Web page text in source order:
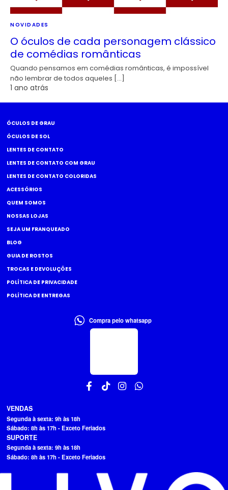
NOVIDADES
O óculos de cada personagem clássico
de comédias românticas
Quando pensamos em comédias românticas, é impossível
não lembrar de todos aqueles […]
1 ano atrás
ÓCULOS DE GRAU
ÓCULOS DE SOL
LENTES DE CONTATO
LENTES DE CONTATO COM GRAU
LENTES DE CONTATO COLORIDAS
ACESSÓRIOS
QUEM SOMOS
NOSSAS LOJAS
SEJA UM FRANQUEADO
BLOG
GUIA DE ROSTOS
TROCAS E DEVOLUÇÕES
POLÍTICA DE PRIVACIDADE
POLÍTICA DE ENTREGAS
Compra pelo whatsapp
VENDAS
Segunda à sexta: 9h às 18h
Sábado: 8h às 17h - Exceto Feriados
SUPORTE
Segunda à sexta: 9h às 18h
Sábado: 8h às 17h - Exceto Feriados